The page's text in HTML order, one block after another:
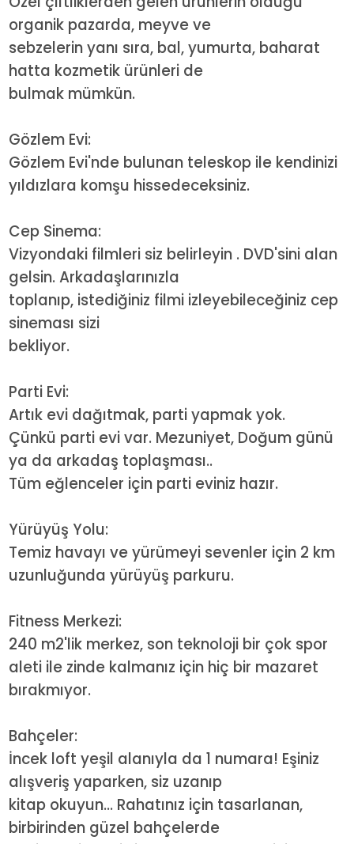
organik pazarda, meyve ve
sebzelerin yanı sıra, bal, yumurta, baharat
hatta kozmetik ürünleri de
bulmak mümkün.
Gözlem Evi:
Gözlem Evi'nde bulunan teleskop ile kendinizi
yıldızlara komşu hissedeceksiniz.
Cep Sinema:
Vizyondaki filmleri siz belirleyin . DVD'sini alan
gelsin. Arkadaşlarınızla
toplanıp, istediğiniz filmi izleyebileceğiniz cep
sineması sizi
bekliyor.
Parti Evi:
Artık evi dağıtmak, parti yapmak yok.
Çünkü parti evi var. Mezuniyet, Doğum günü
ya da arkadaş toplaşması..
Tüm eğlenceler için parti eviniz hazır.
Yürüyüş Yolu:
Temiz havayı ve yürümeyi sevenler için 2 km
uzunluğunda yürüyüş parkuru.
Fitness Merkezi:
240 m2'lik merkez, son teknoloji bir çok spor
aleti ile zinde kalmanız için hiç bir mazaret
bırakmıyor.
Bahçeler:
İncek loft yeşil alanıyla da 1 numara! Eşiniz
alışveriş yaparken, siz uzanıp
kitap okuyun... Rahatınız için tasarlanan,
birbirinden güzel bahçelerde